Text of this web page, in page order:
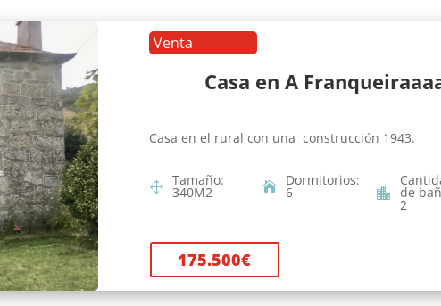
Venta
Casa en A
Casa en el rural con una construcción 1943.
Tamaño:
340M2
Dormitorios:
6 de
2
175.500€